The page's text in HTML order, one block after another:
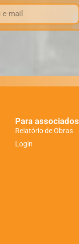
Para associados
Relatório de Obras
Login